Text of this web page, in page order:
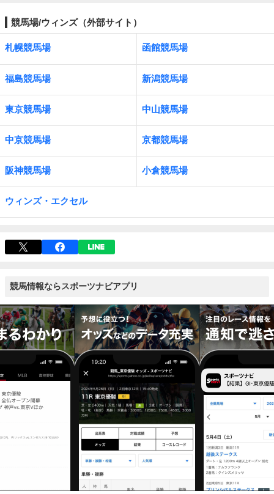
競馬場/ウィンズ（外部サイト）
札幌競馬場 函館競馬場
福島競馬場 新潟競馬場
東京競馬場 中山競馬場
中京競馬場 京都競馬場
阪神競馬場 小倉競馬場
ウィンズ・エクセル
競馬情報ならスポーツナビアプリ